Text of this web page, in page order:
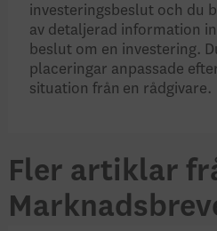
investeringsbeslut och du
av detaljerad information
beslut om en investering.
placeringar anpassade
situation från en rådgivare.
Fler artiklar